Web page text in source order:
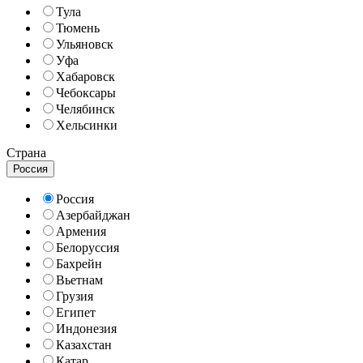
Тула
Тюмень
Ульяновск
Уфа
Хабаровск
Чебоксары
Челябинск
Хельсинки
Страна
Россия
Россия
Азербайджан
Армения
Белоруссия
Бахрейн
Вьетнам
Грузия
Египет
Индонезия
Казахстан